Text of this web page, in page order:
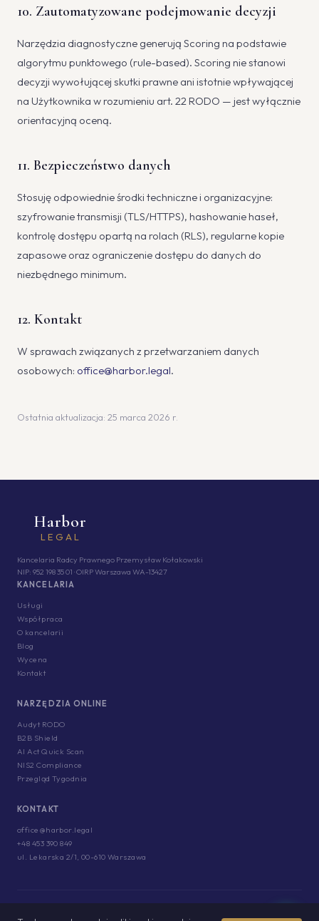
10. Zautomatyzowane podejmowanie decyzji
Narzędzia diagnostyczne generują Scoring na podstawie
algorytmu punktowego (rule-based). Scoring nie stanowi
decyzji wywołującej skutki prawne ani istotnie wpływającej
na Użytkownika w rozumieniu art. 22 RODO — jest wyłącznie
orientacyjną oceną.
11. Bezpieczeństwo danych
Stosuję odpowiednie środki techniczne i organizacyjne:
szyfrowanie transmisji (TLS/HTTPS), hashowanie haseł,
kontrolę dostępu opartą na rolach (RLS), regularne kopie
zapasowe oraz ograniczenie dostępu do danych do
niezbędnego minimum.
12. Kontakt
W sprawach związanych z przetwarzaniem danych
osobowych: office@harbor.legal.
Ostatnia aktualizacja: 25 marca 2026 r.
LEGAL
Harbor
Kancelaria Radcy Prawnego Przemysław Kołakowski
NIP: 952 198 35 01 · OIRP Warszawa WA-13427
KANCELARIA
Usługi
Współpraca
O kancelarii
Blog
Wycena
Kontakt
NARZĘDZIA ONLINE
Audyt RODO
B2B Shield
AI Act Quick Scan
NIS2 Compliance
Przegląd Tygodnia
KONTAKT
office@harbor.legal
+48 453 390 849
ul. Lekarska 2/1, 00-610 Warszawa